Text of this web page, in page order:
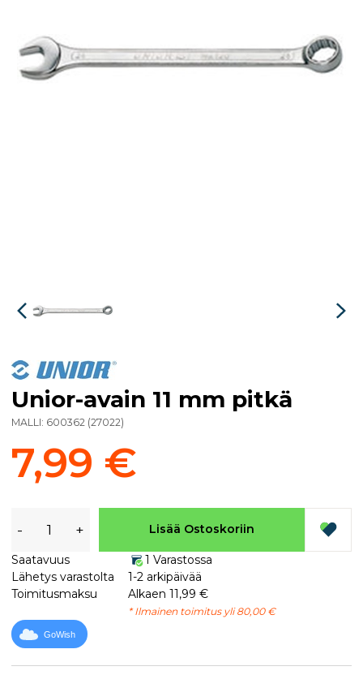
Unior-avain 11 mm pitkä
MALLI: 600362 (27022)
7,99 €
- + Lisää Ostoskoriin
Saatavuus
1 Varastossa
Lähetys varastolta
1-2 arkipäivää
Toimitusmaksu
Alkaen 11,99 €
* Ilmainen toimitus yli 80,00 €
GoWish